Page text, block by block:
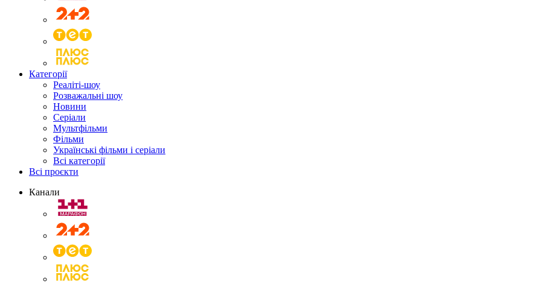
Категорії
Реаліті-шоу
Розважальні шоу
Новини
Серіали
Мультфільми
Фільми
Українські фільми і серіали
Всі категорії
Всі проєкти
Канали